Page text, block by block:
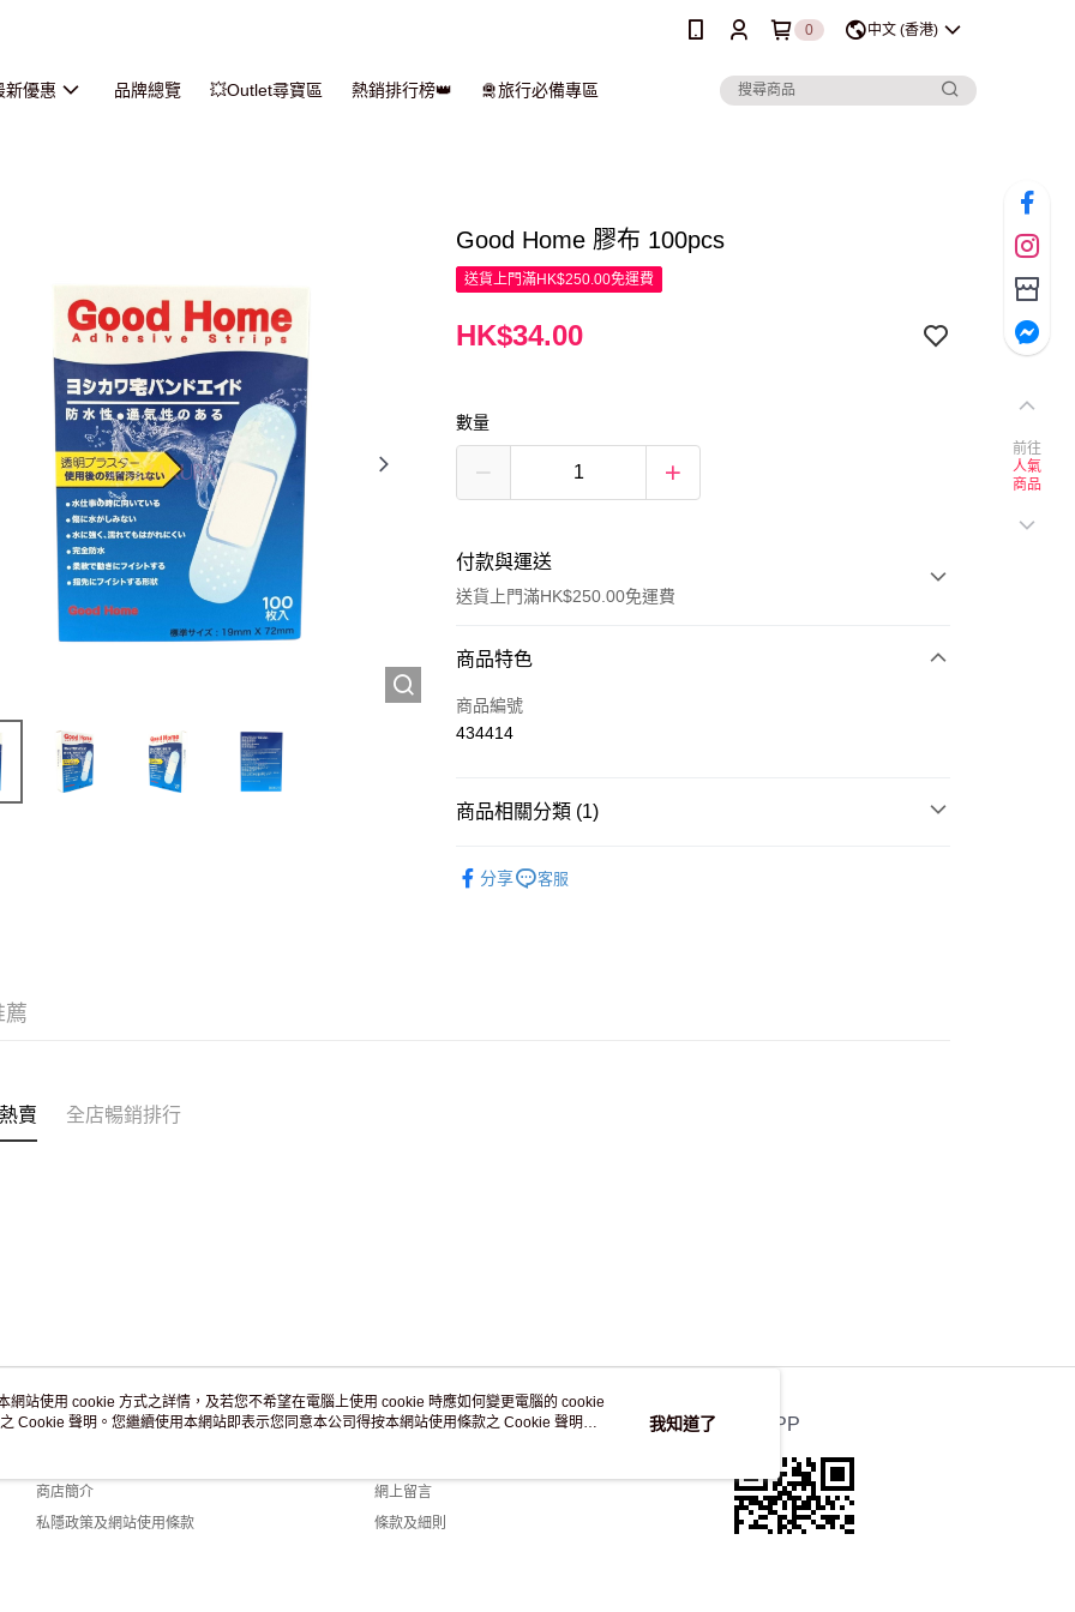
0 中文 (香港)
新優惠 品牌總覽 💥Outlet尋寶區 熱銷排行榜👑 🛅旅行必備專區
Good Home 膠布 100pcs
送貨上門滿HK$250.00免運費
HK$34.00
數量
付款與運送
送貨上門滿HK$250.00免運費
付款方式
信用卡
商品特色
商品編號
434414
商品相關分類 (1)
分享
客服
薦
賣 全店暢銷排行
關於我們
商店簡介
私隱政策及網站使用條款
客戶服務
網上留言
條款及細則
官方APP
前往
人氣
商品
網站使用 cookie 方式之詳情，及若您不希望在電腦上使用 cookie 時應如何變更電腦的 cookie
Cookie 聲明。您繼續使用本網站即表示您同意本公司得按本網站使用條款之 Cookie 聲明使
我知道了